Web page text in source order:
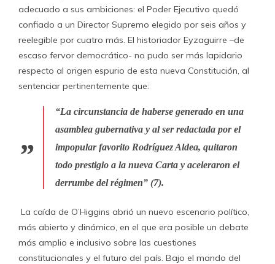
adecuado a sus ambiciones: el Poder Ejecutivo quedó
confiado a un Director Supremo elegido por seis años y
reelegible por cuatro más. El historiador Eyzaguirre –de
escaso fervor democrático- no pudo ser más lapidario
respecto al origen espurio de esta nueva Constitución, al
sentenciar pertinentemente que:
“La circunstancia de haberse generado en una
asamblea gubernativa y al ser redactada por el
impopular favorito Rodríguez Aldea, quitaron
todo prestigio a la nueva Carta y aceleraron el
derrumbe del régimen” (7).
La caída de O’Higgins abrió un nuevo escenario político,
más abierto y dinámico, en el que era posible un debate
más amplio e inclusivo sobre las cuestiones
constitucionales y el futuro del país. Bajo el mando del